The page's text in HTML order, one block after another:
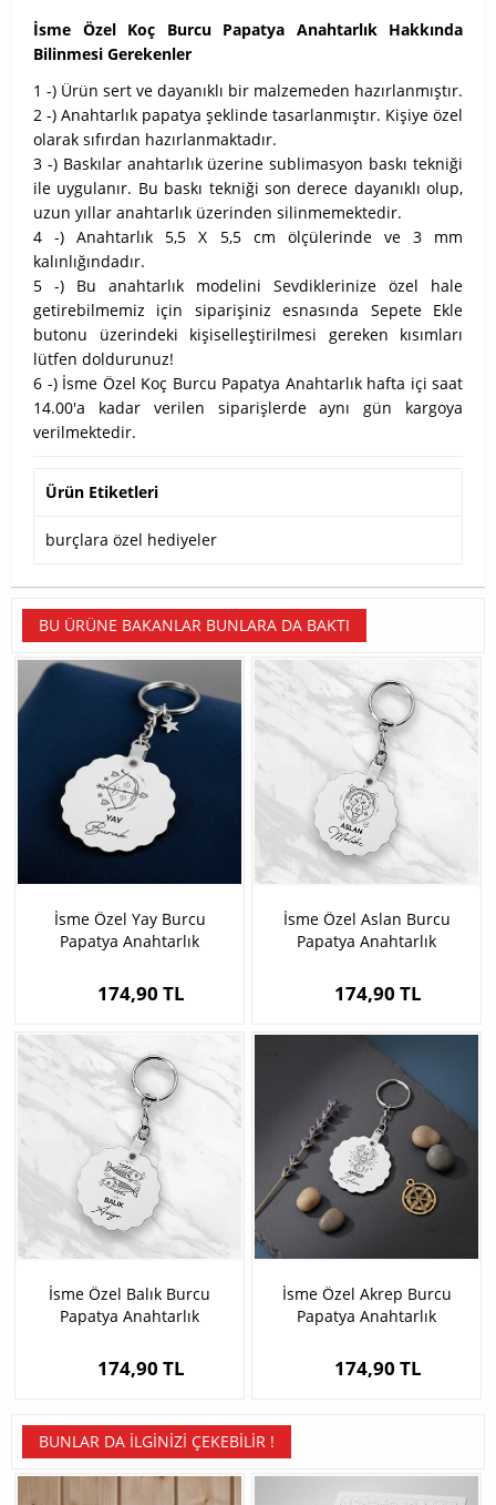
İsme Özel Koç Burcu Papatya Anahtarlık Hakkında
Bilinmesi Gerekenler
1 -) Ürün sert ve dayanıklı bir malzemeden hazırlanmıştır.
2 -) Anahtarlık papatya şeklinde tasarlanmıştır. Kişiye özel
olarak sıfırdan hazırlanmaktadır.
3 -) Baskılar anahtarlık üzerine sublimasyon baskı tekniği
ile uygulanır. Bu baskı tekniği son derece dayanıklı olup,
uzun yıllar anahtarlık üzerinden silinmemektedir.
4 -) Anahtarlık 5,5 X 5,5 cm ölçülerinde ve 3 mm
kalınlığındadır.
5 -) Bu anahtarlık modelini Sevdiklerinize özel hale
getirebilmemiz için siparişiniz esnasında Sepete Ekle
butonu üzerindeki kişiselleştirilmesi gereken kısımları
lütfen doldurunuz!
6 -) İsme Özel Koç Burcu Papatya Anahtarlık hafta içi saat
14.00'a kadar verilen siparişlerde aynı gün kargoya
verilmektedir.
Ürün Etiketleri
burçlara özel hediyeler
BU ÜRÜNE BAKANLAR BUNLARA DA BAKTI
İsme Özel Yay Burcu
Papatya Anahtarlık
174,90 TL
İsme Özel Aslan Burcu
Papatya Anahtarlık
174,90 TL
İsme Özel Balık Burcu
Papatya Anahtarlık
174,90 TL
İsme Özel Akrep Burcu
Papatya Anahtarlık
174,90 TL
BUNLAR DA İLGINIZI ÇEKEBILIR !